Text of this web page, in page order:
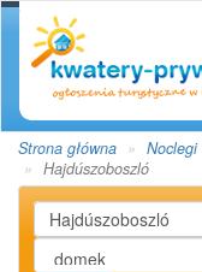
Strona główna Noclegi
Hajdúszoboszló